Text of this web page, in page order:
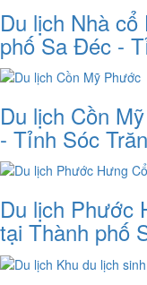
Du lịch Nhà
phố Sa Đéc -
Du lịch Cồn
- Tỉnh Sóc
Du lịch Phước
tại Thành phố